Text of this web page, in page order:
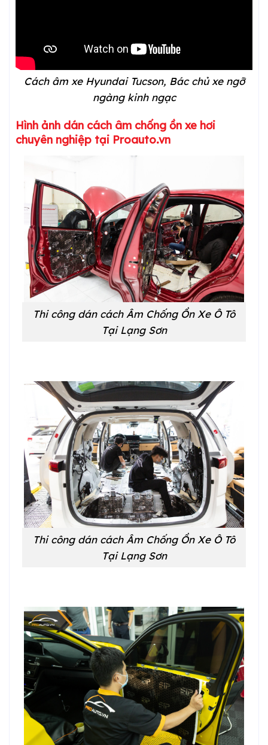
Cách âm xe Hyundai Tucson, Bác chủ xe ngỡ
ngàng kinh ngạc
Hình ảnh dán cách âm chống ồn xe hơi
chuyên nghiệp tại Proauto.vn
Thi công dán cách Âm Chống Ồn Xe Ô Tô
Tại Lạng Sơn
Thi công dán cách Âm Chống Ồn Xe Ô Tô
Tại Lạng Sơn